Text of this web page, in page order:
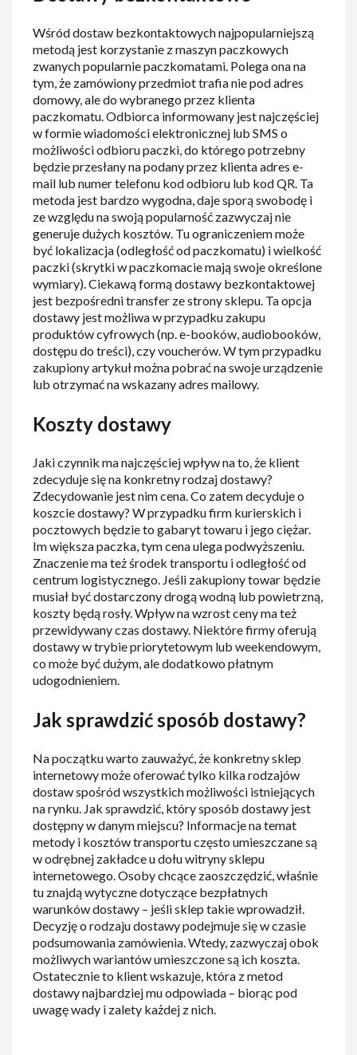
Wśród dostaw bezkontaktowych najpopularniejszą
metodą jest korzystanie z maszyn paczkowych
zwanych popularnie paczkomatami. Polega ona na
tym, że zamówiony przedmiot trafia nie pod adres
domowy, ale do wybranego przez klienta
paczkomatu. Odbiorca informowany jest najczęściej
w formie wiadomości elektronicznej lub SMS o
możliwości odbioru paczki, do którego potrzebny
będzie przesłany na podany przez klienta adres e-
mail lub numer telefonu kod odbioru lub kod QR. Ta
metoda jest bardzo wygodna, daje sporą swobodę i
ze względu na swoją popularność zazwyczaj nie
generuje dużych kosztów. Tu ograniczeniem może
być lokalizacja (odległość od paczkomatu) i wielkość
paczki (skrytki w paczkomacie mają swoje określone
wymiary). Ciekawą formą dostawy bezkontaktowej
jest bezpośredni transfer ze strony sklepu. Ta opcja
dostawy jest możliwa w przypadku zakupu
produktów cyfrowych (np. e-booków, audiobooków,
dostępu do treści), czy voucherów. W tym przypadku
zakupiony artykuł można pobrać na swoje urządzenie
lub otrzymać na wskazany adres mailowy.
Koszty dostawy
Jaki czynnik ma najczęściej wpływ na to, że klient
zdecyduje się na konkretny rodzaj dostawy?
Zdecydowanie jest nim cena. Co zatem decyduje o
koszcie dostawy? W przypadku firm kurierskich i
pocztowych będzie to gabaryt towaru i jego ciężar.
Im większa paczka, tym cena ulega podwyższeniu.
Znaczenie ma też środek transportu i odległość od
centrum logistycznego. Jeśli zakupiony towar będzie
musiał być dostarczony drogą wodną lub powietrzną,
koszty będą rosły. Wpływ na wzrost ceny ma też
przewidywany czas dostawy. Niektóre firmy oferują
dostawy w trybie priorytetowym lub weekendowym,
co może być dużym, ale dodatkowo płatnym
udogodnieniem.
Jak sprawdzić sposób dostawy?
Na początku warto zauważyć, że konkretny sklep
internetowy może oferować tylko kilka rodzajów
dostaw spośród wszystkich możliwości istniejących
na rynku. Jak sprawdzić, który sposób dostawy jest
dostępny w danym miejscu? Informacje na temat
metody i kosztów transportu często umieszczane są
w odrębnej zakładce u dołu witryny sklepu
internetowego. Osoby chcące zaoszczędzić, właśnie
tu znajdą wytyczne dotyczące bezpłatnych
warunków dostawy – jeśli sklep takie wprowadził.
Decyzję o rodzaju dostawy podejmuje się w czasie
podsumowania zamówienia. Wtedy, zazwyczaj obok
możliwych wariantów umieszczone są ich koszta.
Ostatecznie to klient wskazuje, która z metod
dostawy najbardziej mu odpowiada – biorąc pod
uwagę wady i zalety każdej z nich.